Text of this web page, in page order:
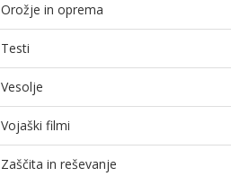
Orožje in oprema
Testi
Vesolje
Vojaški filmi
Zaščita in reševanje